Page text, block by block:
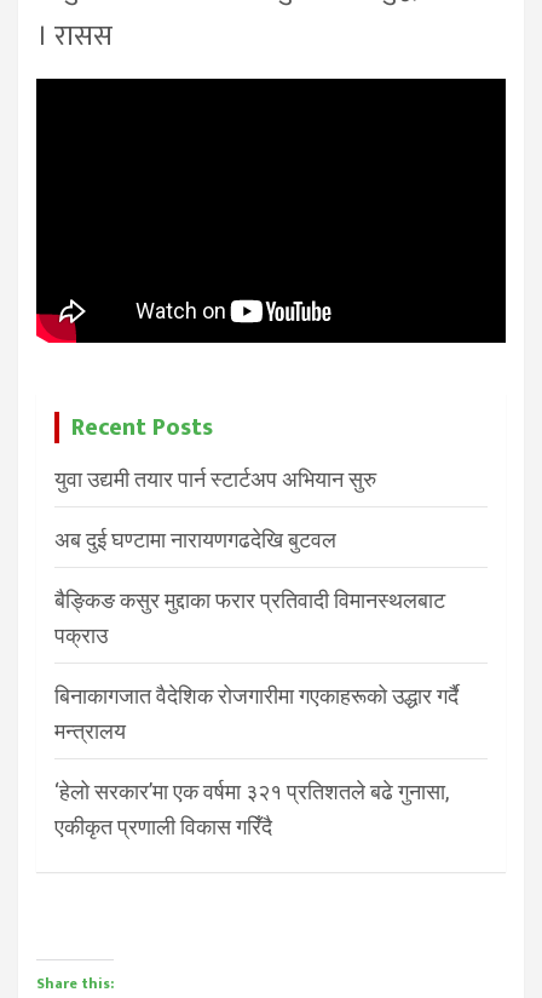
। रासस
Recent Posts
युवा उद्यमी तयार पार्न स्टार्टअप अभियान सुरु
अब दुई घण्टामा नारायणगढदेखि बुटवल
बैङ्किङ कसुर मुद्दाका फरार प्रतिवादी विमानस्थलबाट
पक्राउ
बिनाकागजात वैदेशिक रोजगारीमा गएकाहरूको उद्धार गर्दै
मन्त्रालय
‘हेलो सरकार’मा एक वर्षमा ३२१ प्रतिशतले बढे गुनासा,
एकीकृत प्रणाली विकास गरिँदै
Share this: